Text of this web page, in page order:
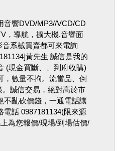
音響DVD/MP3//VCD/CD
，導航，擴大機.音響面
系械買賣都可來電詢
黃先生 誠信是我的
(現金買斷、、到府收購)
，數量不拘。流當品、倒
。誠信交易，絕對高於市
不亂砍價錢，一通電話讓
話 0987181134(限來源
為您報價/現場/到場估價/